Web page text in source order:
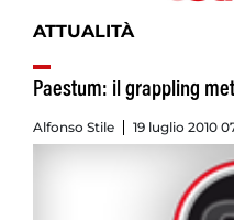
ATTUALITÀ
Paestum: il grappling
Alfonso Stile 19 luglio 2010